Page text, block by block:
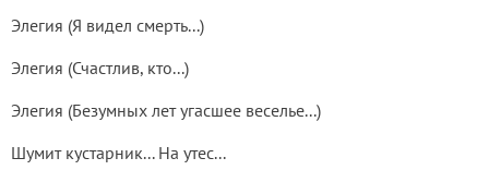
Элегия (Я видел смерть...)
Элегия (Счастлив, кто...)
Элегия (Безумных лет угасшее веселье...)
Шумит кустарник... На утес...